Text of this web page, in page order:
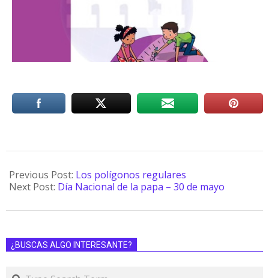
Previous Post: Los polígonos regulares
Next Post: Día Nacional de la papa – 30 de mayo
¿BUSCAS ALGO INTERESANTE?